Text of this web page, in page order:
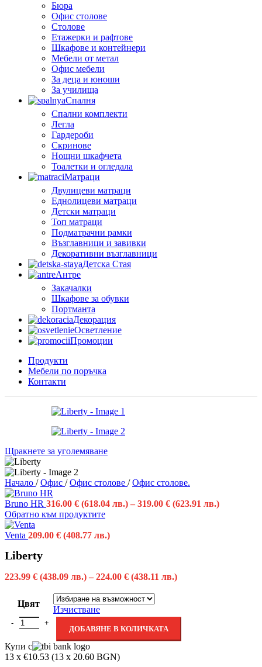
Бюра
Офис столове
Столове
Етажерки и рафтове
Шкафове и контейнери
Мебели от метал
Офис мебели
За деца и юноши
За училища
Спалня
Спални комплекти
Легла
Гардероби
Скринове
Нощни шкафчета
Тоалетки и огледала
Матраци
Двулицеви матраци
Еднолицеви матраци
Детски матраци
Топ матраци
Подматрачни рамки
Възглавници и завивки
Декоративни възглавници
Детска Стая
Антре
Закачалки
Шкафове за обувки
Портманта
Декорация
Осветление
Промоции
Продукти
Мебели по поръчка
Контакти
Щракнете за уголемяване
Начало / Офис / Офис столове / Офис столове.
Bruno HR 316.00 € (618.04 лв.) – 319.00 € (623.91 лв.)
Обратно към продуктите
Venta 209.00 € (408.77 лв.)
Liberty
223.99 € (438.09 лв.) – 224.00 € (438.11 лв.)
Цвят
Изчистване
ДОБАВЯНЕ В КОЛИЧКАТА
Купи с
13 x €10.53 (13 x 20.60 BGN)